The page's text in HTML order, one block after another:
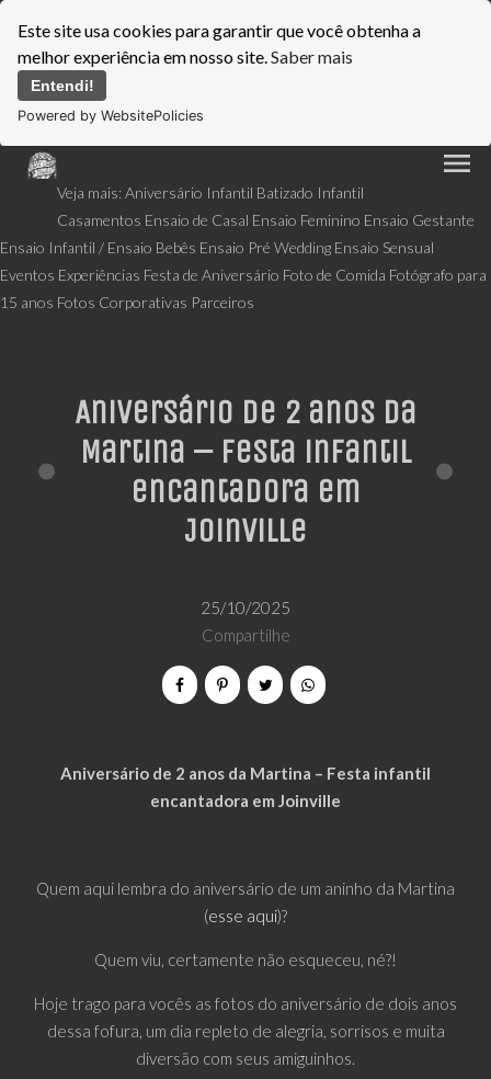
Este site usa cookies para garantir que você obtenha a
melhor experiência em nosso site.Saber mais
Entendi!
Powered by WebsitePolicies
menu
Veja mais:Aniversário Infantil Batizado Infantil
Casamentos Ensaio de Casal Ensaio Feminino Ensaio Gestante
Ensaio Infantil / Ensaio Bebês Ensaio Pré Wedding Ensaio Sensual
Eventos Experiências Festa de Aniversário Foto de Comida Fotógrafo para
15 anos Fotos Corporativas Parceiros
Aniversário de 2 anos da
Martina – Festa infantil
encantadora em
Joinville
25/10/2025
Compartilhe
Aniversário de 2 anos da Martina – Festa infantil
encantadora em Joinville
Quem aqui lembra do aniversário de um aninho da Martina
(esse aqui)?
Quem viu, certamente não esqueceu, né?!
Hoje trago para vocês as fotos do aniversário de dois anos
dessa fofura, um dia repleto de alegria, sorrisos e muita
diversão com seus amiguinhos.